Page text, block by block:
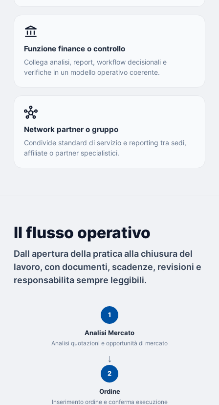
account_balance
Funzione finance o controllo
Collega analisi, report, workflow decisionali e
verifiche in un modello operativo coerente.
hub
Network partner o gruppo
Condivide standard di servizio e reporting tra sedi,
affiliate o partner specialistici.
Il flusso operativo
Dall apertura della pratica alla chiusura del
lavoro, con documenti, scadenze, revisioni e
responsabilita sempre leggibili.
1
Analisi Mercato
Analisi quotazioni e opportunità di mercato
2
Ordine
Inserimento ordine e conferma esecuzione